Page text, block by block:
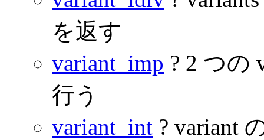
を返す
variant_imp ? 2 つの
行う
variant_int ? variant